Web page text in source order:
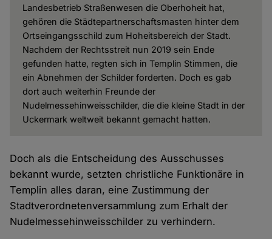
Landesbetrieb Straßenwesen die Oberhoheit hat,
gehören die Städtepartnerschaftsmasten hinter dem
Ortseingangsschild zum Hoheitsbereich der Stadt.
Nachdem der Rechtsstreit nun 2019 sein Ende
gefunden hatte, regten sich in Templin Stimmen, die
ein Abnehmen der Schilder forderten. Doch es gab
dort auch weiterhin Freunde der
Nudelmessehinweisschilder, die die kleine Stadt in der
Uckermark weltweit bekannt gemacht hatten.
Doch als die Entscheidung des Ausschusses
bekannt wurde, setzten christliche Funktionäre in
Templin alles daran, eine Zustimmung der
Stadtverordnetenversammlung zum Erhalt der
Nudelmessehinweisschilder zu verhindern.